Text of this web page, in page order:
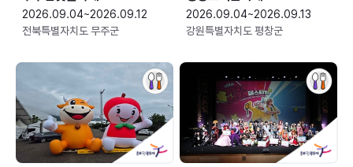
2026.09.04~2026.09.12
전북특별자치도 무주군
2026.09.04~2026.09.13
강원특별자치도 평창군